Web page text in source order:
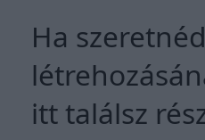
Ha
itt találsz